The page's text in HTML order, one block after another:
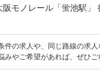
阪モノレール「蛍池駅」
件の求人や、同じ路線の求
みやご希望があれば、ぜひ